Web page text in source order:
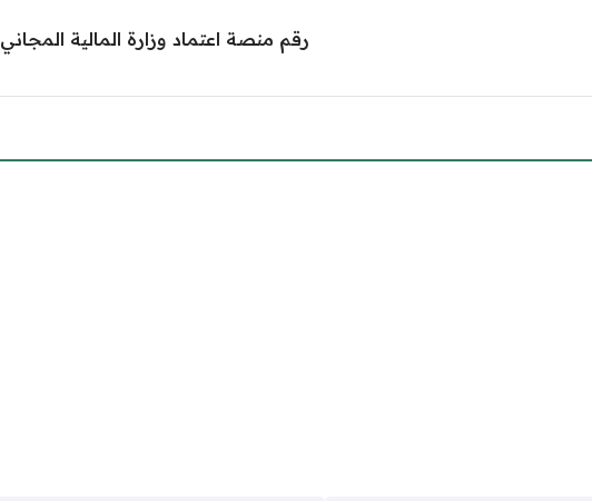
رقم منصة اعتماد وزارة المالية المجاني